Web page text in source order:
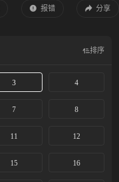
报错 分享
排序
3 4
7 8
11 12
15 16